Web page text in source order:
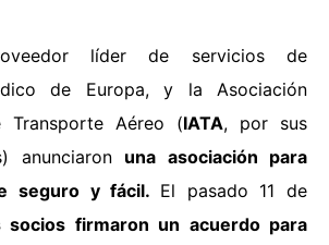
líder de servicios de
de Europa, y la Asociación
Transporte Aéreo (IATA, por sus
anunciaron una asociación para
seguro y fácil. El pasado 11 de
socios firmaron un acuerdo para